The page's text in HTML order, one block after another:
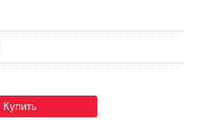
Купить